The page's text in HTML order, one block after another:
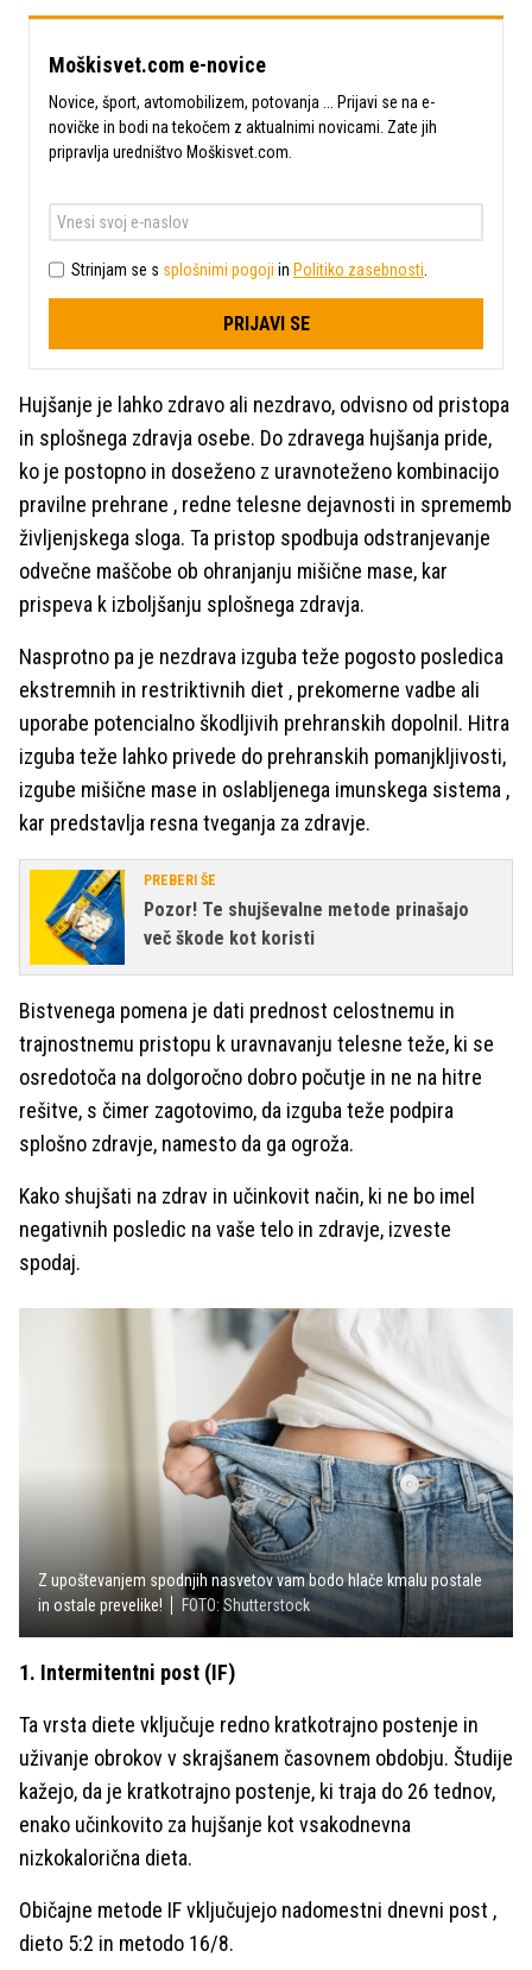
Moškisvet.com e-novice
Novice, šport, avtomobilizem, potovanja ... Prijavi se na e-
novičke in bodi na tekočem z aktualnimi novicami. Zate jih
pripravlja uredništvo Moškisvet.com.
Strinjam se s splošnimi pogoji in Politiko zasebnosti
PRIJAVI SE
Hujšanje je lahko zdravo ali nezdravo, odvisno od pristopa
in splošnega zdravja osebe. Do zdravega hujšanja pride,
ko je postopno in doseženo z uravnoteženo kombinacijo
pravilne prehrane , redne telesne dejavnosti in sprememb
življenjskega sloga. Ta pristop spodbuja odstranjevanje
odvečne maščobe ob ohranjanju mišične mase, kar
prispeva k izboljšanju splošnega zdravja.
Nasprotno pa je nezdrava izguba teže pogosto posledica
ekstremnih in restriktivnih diet , prekomerne vadbe ali
uporabe potencialno škodljivih prehranskih dopolnil. Hitra
izguba teže lahko privede do prehranskih pomanjkljivosti,
izgube mišične mase in oslabljenega imunskega sistema ,
kar predstavlja resna tveganja za zdravje.
PREBERI ŠE
Pozor! Te shujševalne metode prinašajo
več škode kot koristi
Bistvenega pomena je dati prednost celostnemu in
trajnostnemu pristopu k uravnavanju telesne teže, ki se
osredotoča na dolgoročno dobro počutje in ne na hitre
rešitve, s čimer zagotovimo, da izguba teže podpira
splošno zdravje, namesto da ga ogroža.
Kako shujšati na zdrav in učinkovit način, ki ne bo imel
negativnih posledic na vaše telo in zdravje, izveste
spodaj.
Z upoštevanjem spodnjih nasvetov vam bodo hlače kmalu postale
in ostale prevelike!
FOTO: Shutterstock
1. Intermitentni post (IF)
Ta vrsta diete vključuje redno kratkotrajno postenje in
uživanje obrokov v skrajšanem časovnem obdobju. Študije
kažejo, da je kratkotrajno postenje, ki traja do 26 tednov,
enako učinkovito za hujšanje kot vsakodnevna
nizkokalorična dieta.
Običajne metode IF vključujejo nadomestni dnevni post ,
dieto 5:2 in metodo 16/8.